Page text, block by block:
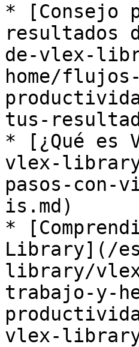
* [Consejo
resultados
de-vlex-
home/
tus-
* [¿Qué es
vlex-
pasos-con-
is.md)
*
Library](/
library/
trabajo-y-
vlex-